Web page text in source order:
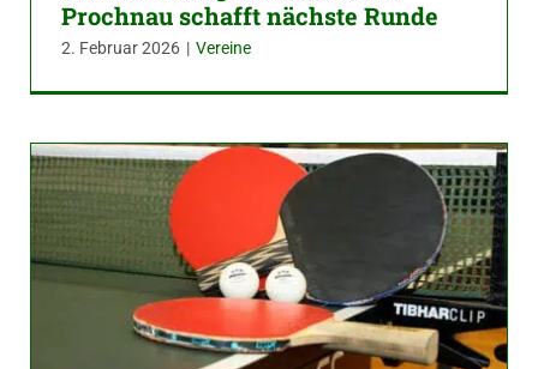
Prochnau schafft nächste Runde
2. Februar 2026 | Vereine